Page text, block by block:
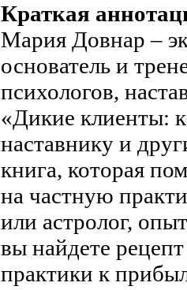
Краткая
Мария Довнар –
основатель и
психологов,
«Дикие клиенты:
наставнику и
книга, которая
на частную
или астролог,
вы найдете
практики к